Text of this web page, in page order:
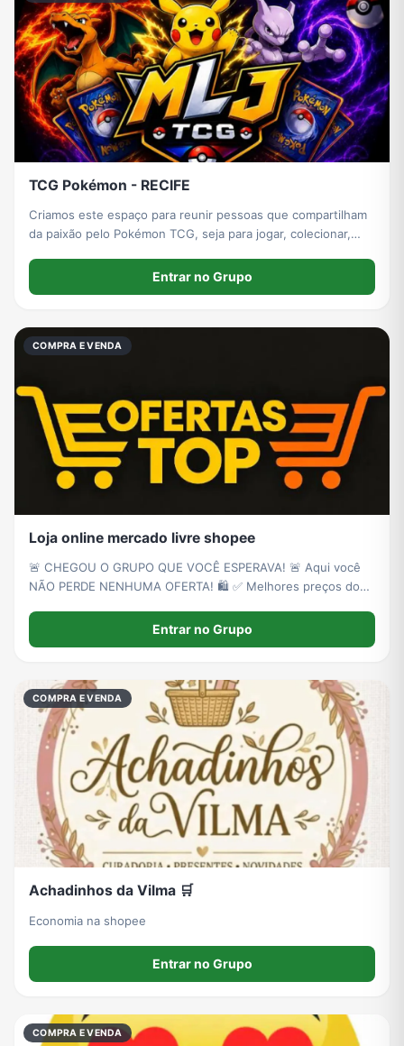
TCG Pokémon - RECIFE
Criamos este espaço para reunir pessoas que compartilham
da paixão pelo Pokémon TCG, seja para jogar, colecionar,
Entrar no Grupo
COMPRA E VENDA
Loja online mercado livre shopee
🚨 CHEGOU O GRUPO QUE VOCÊ ESPERAVA! 🚨 Aqui você
NÃO PERDE NENHUMA OFERTA! 🛍️ ✅ Melhores preços do
✅ Muita promoção, desconto e até frete GRÁTIS ✅ Novas
ofertas TODOS OS DIAS!
Entrar no Grupo
COMPRA E VENDA
Achadinhos da Vilma 🛒
Economia na shopee
Entrar no Grupo
COMPRA E VENDA